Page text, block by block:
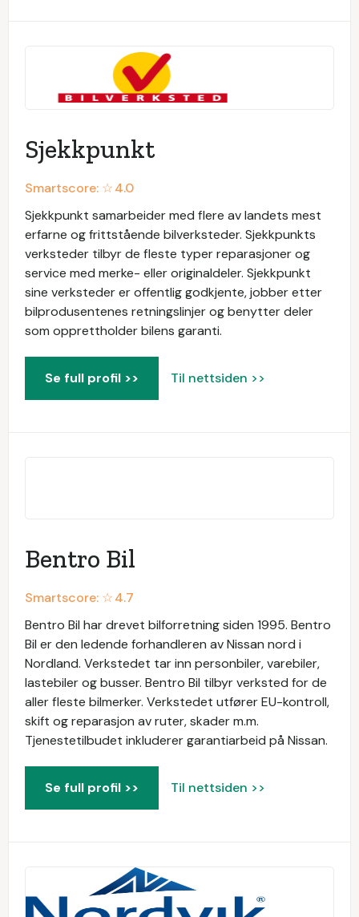
Sjekkpunkt
Smartscore: ☆4.0
Sjekkpunkt samarbeider med flere av landets mest
erfarne og frittstående bilverksteder. Sjekkpunkts
verksteder tilbyr de fleste typer reparasjoner og
service med merke- eller originaldeler. Sjekkpunkt
sine verksteder er offentlig godkjente, jobber etter
bilprodusentenes retningslinjer og benytter deler
som opprettholder bilens garanti.
Se full profil >> Til nettsiden >>
Bentro Bil
Smartscore: ☆4.7
Bentro Bil har drevet bilforretning siden 1995. Bentro
Bil er den ledende forhandleren av Nissan nord i
Nordland. Verkstedet tar inn personbiler, varebiler,
lastebiler og busser. Bentro Bil tilbyr verksted for de
aller fleste bilmerker. Verkstedet utfører EU-kontroll,
skift og reparasjon av ruter, skader m.m.
Tjenestetilbudet inkluderer garantiarbeid på Nissan.
Se full profil >> Til nettsiden >>